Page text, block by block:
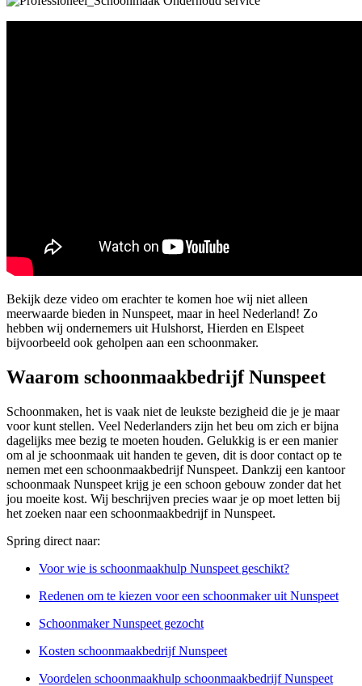
Bekijk deze video om erachter te komen hoe wij niet alleen
meerwaarde bieden in Nunspeet, maar in heel Nederland! Zo
hebben wij ondernemers uit Hulshorst, Hierden en Elspeet
bijvoorbeeld ook geholpen aan een schoonmaker.
Waarom schoonmaakbedrijf Nunspeet
Schoonmaken, het is vaak niet de leukste bezigheid die je je maar
voor kunt stellen. Veel Nederlanders zijn het beu om zich er bijna
dagelijks mee bezig te moeten houden. Gelukkig is er een manier
om al je schoonmaak uit handen te geven, dit is door contact op te
nemen met een schoonmaakbedrijf Nunspeet. Dankzij een kantoor
schoonmaak Nunspeet krijg je een schoon gebouw zonder dat het
jou moeite kost. Wij beschrijven precies waar je op moet letten bij
het zoeken naar een schoonmaakbedrijf in Nunspeet.
Spring direct naar:
Voor wie is schoonmaakhulp Nunspeet geschikt?
Redenen om te kiezen voor een schoonmaker uit Nunspeet
Schoonmaker Nunspeet gezocht
Kosten schoonmaakbedrijf Nunspeet
Voordelen schoonmaakhulp schoonmaakbedrijf Nunspeet